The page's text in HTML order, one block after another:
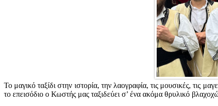
Το μαγικό ταξίδι στην ιστορία, την λαογραφία, τις μουσικές, τις
το επεισόδιο ο Κωστής μας ταξιδεύει σ’ ένα ακόμα θρυλικό